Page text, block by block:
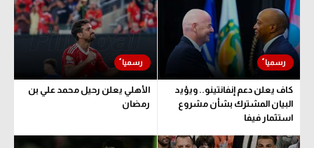
كاف يعلن دعم إنفانتينو.. ويؤيد
البيان المشترك بشأن مشروع
استثمار فيفا
الأهلي يعلن رحيل محمد علي بن
رمضان